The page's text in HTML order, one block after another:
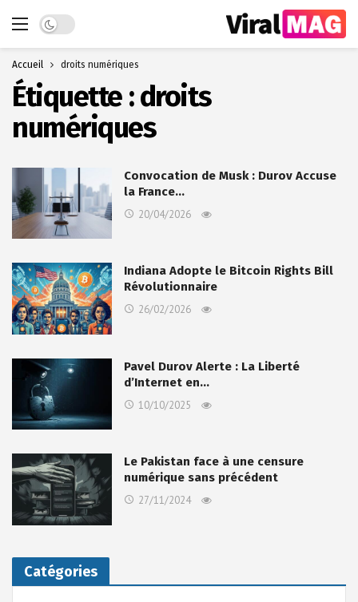
Dark mode
Accueil droits numériques
Étiquette :droits
numériques
Convocation de Musk : Durov Accuse
la France…
20/04/2026
Indiana Adopte le Bitcoin Rights Bill
Révolutionnaire
26/02/2026
Pavel Durov Alerte : La Liberté
d’Internet en…
10/10/2025
Le Pakistan face à une censure
numérique sans précédent
27/11/2024
Catégories